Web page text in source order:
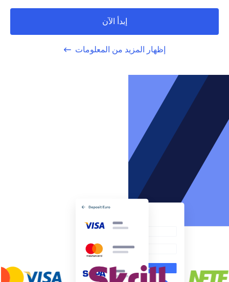
إبدأ الآن
إظهار المزيد من المعلومات